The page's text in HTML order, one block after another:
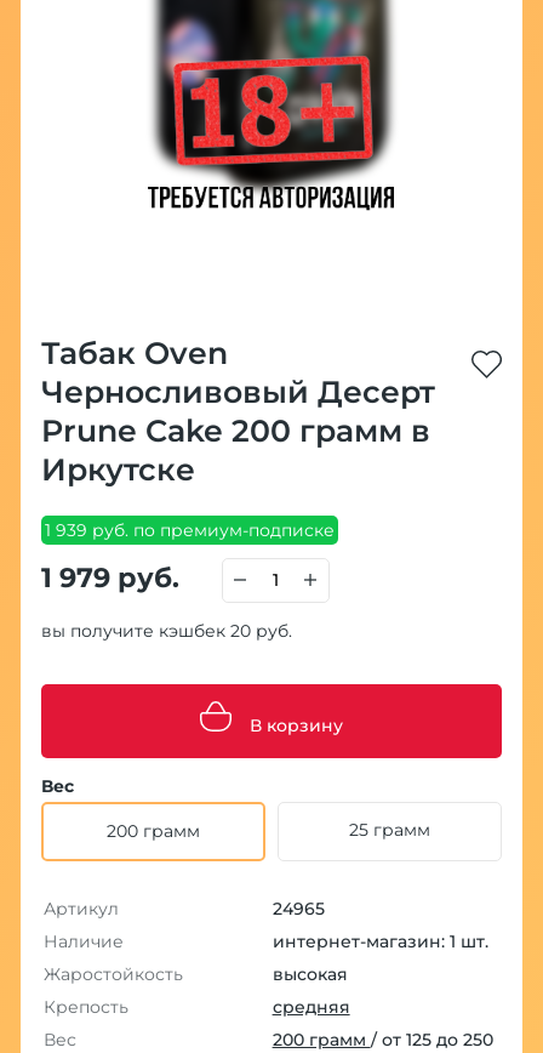
Табак Oven
Черносливовый Десерт
Prune Cake 200 грамм в
Иркутске
1 939 руб. по премиум-подписке
1 979 руб.
вы получите кэшбек 20 руб.
В корзину
Вес
200 грамм 25 грамм
Артикул
24965
Наличие
интернет-магазин: 1 шт.
Жаростойкость
высокая
Крепость
средняя
Вес
200 грамм / от 125 до 250